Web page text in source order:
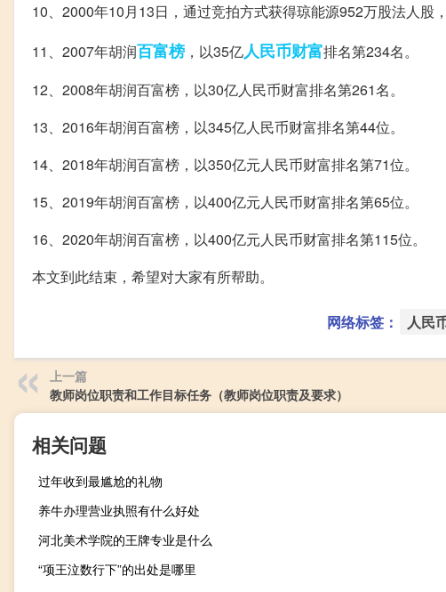
10、2000年10月13日，通过竞拍方式获得琼能源952万股法人股
11、2007年胡润百富榜 ，以35亿人民币财富排名第234名。
12、2008年胡润百富榜，以30亿人民币财富排名第261名。
13、2016年胡润百富榜，以345亿人民币财富排名第44位。
14、2018年胡润百富榜，以350亿元人民币财富排名第71位。
15、2019年胡润百富榜，以400亿元人民币财富排名第65位。
16、2020年胡润百富榜，以400亿元人民币财富排名第115位。
本文到此结束，希望对大家有所帮助。
网络标签： 人民
上一篇
教师岗位职责和工作目标任务（教师岗位职责及要求）
相关问题
过年收到最尴尬的礼物
养牛办理营业执照有什么好处
河北美术学院的王牌专业是什么
“项王泣数行下”的出处是哪里